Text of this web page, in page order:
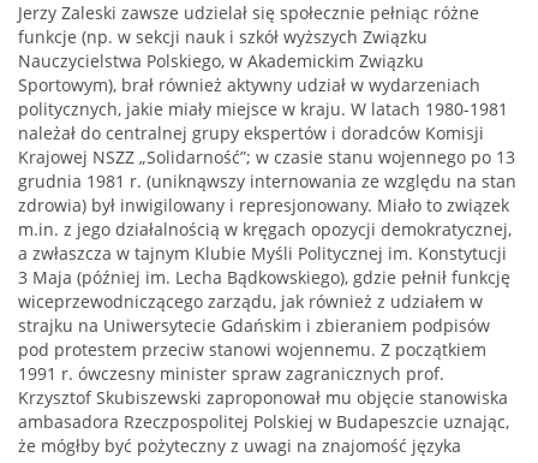
Jerzy Zaleski zawsze udzielał się społecznie pełniąc różne
funkcje (np. w sekcji nauk i szkół wyższych Związku
Nauczycielstwa Polskiego, w Akademickim Związku
Sportowym), brał również aktywny udział w wydarzeniach
politycznych, jakie miały miejsce w kraju. W latach 1980-1981
należał do centralnej grupy ekspertów i doradców Komisji
Krajowej NSZZ „Solidarność”; w czasie stanu wojennego po 13
grudnia 1981 r. (uniknąwszy internowania ze względu na stan
zdrowia) był inwigilowany i represjonowany. Miało to związek
m.in. z jego działalnością w kręgach opozycji demokratycznej,
a zwłaszcza w tajnym Klubie Myśli Politycznej im. Konstytucji
3 Maja (później im. Lecha Bądkowskiego), gdzie pełnił funkcję
wiceprzewodniczącego zarządu, jak również z udziałem w
strajku na Uniwersytecie Gdańskim i zbieraniem podpisów
pod protestem przeciw stanowi wojennemu. Z początkiem
1991 r. ówczesny minister spraw zagranicznych prof.
Krzysztof Skubiszewski zaproponował mu objęcie stanowiska
ambasadora Rzeczpospolitej Polskiej w Budapeszcie uznając,
że mógłby być pożyteczny z uwagi na znajomość języka